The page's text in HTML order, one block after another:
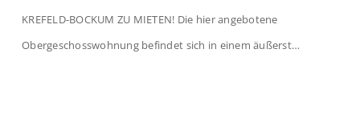
KREFELD-BOCKUM ZU MIETEN! Die hier angebotene
Obergeschosswohnung befindet sich in einem äußerst